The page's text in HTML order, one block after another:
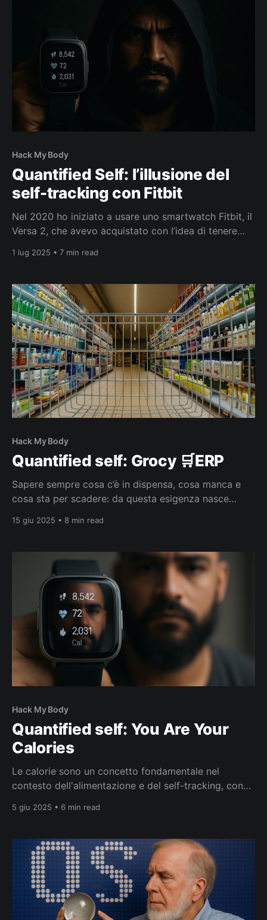
Hack My Body
Quantified Self: l’illusione del
self-tracking con Fitbit
Nel 2020 ho iniziato a usare uno smartwatch Fitbit, il
Versa 2, che avevo acquistato con l’idea di tenere
però, mi sono chiesto quanto potessi davvero fidarmi
particolare, mi hanno sempre lasciato
1 lug 2025 • 7 min read
Hack My Body
Quantified self: Grocy 🛒ERP
Sapere sempre cosa c’è in dispensa, cosa manca e
cosa sta per scadere: da questa esigenza nasce
software engineer Bernd Bestel con l’obiettivo di
tipiche degli ERP, strumenti nati per coordinare e
15 giu 2025 • 8 min read
Hack My Body
Quantified self: You Are Your
Calories
Le calorie sono un concetto fondamentale nel
contesto dell'alimentazione e del self-tracking, con
Originariamente, la caloria era un'unità di misura
l'energia necessaria al funzionamento delle macchine
5 giu 2025 • 6 min read